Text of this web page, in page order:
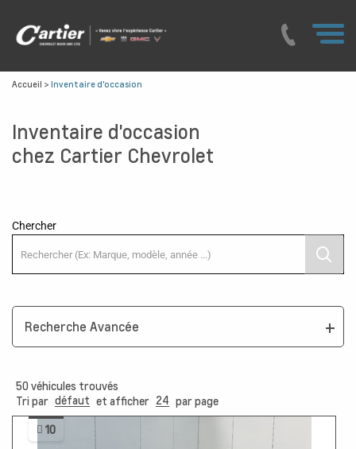
Accueil > Inventaire d'occasion
Inventaire d'occasion
chez Cartier Chevrolet
Chercher
Recherche Avancée
50 véhicules trouvés
Tri par défaut et afficher 24 par page
10